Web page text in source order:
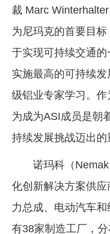
裁 Marc
为尼玛克的首要目
于实现可持续交通
实施最高的可持续
级铝业专家学习。
为成为ASI成员是朝
持续发展挑战迈出的
诺玛科（
化创新解决方案供
力总成、电动汽车
有38家制造工厂，